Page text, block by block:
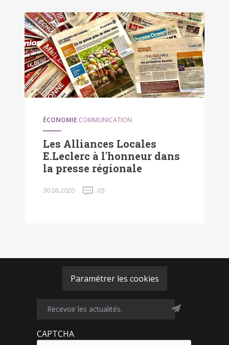
ÉCONOMIE COMMUNICATION
Les Alliances Locales
E.Leclerc à l'honneur dans
la presse régionale
30.06.2020 (0)
Paramétrer les cookies
CAPTCHA